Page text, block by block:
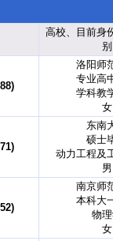
高校、目前身
别
洛阳师
专业高
学科教
女
东南
硕士
动力工程及
男
南京师
本科大
物
女